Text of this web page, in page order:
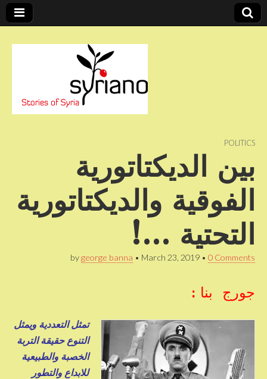
syriano POLITICS
بين الديكتاتورية
الفوقية والديكتاتورية
التحتية …!
bygeorge banna • March 23, 2019 • 0 Comments
جورج بنا :
تمثل التعددية ويمثل
التنوع حقيقة التربة
الخصبة والطبيعية
للابداع والتطور